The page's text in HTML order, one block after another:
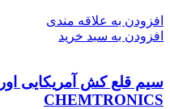
افزودن به علاقه مندی
افزودن به سبد خرید
CHEMTRONICS